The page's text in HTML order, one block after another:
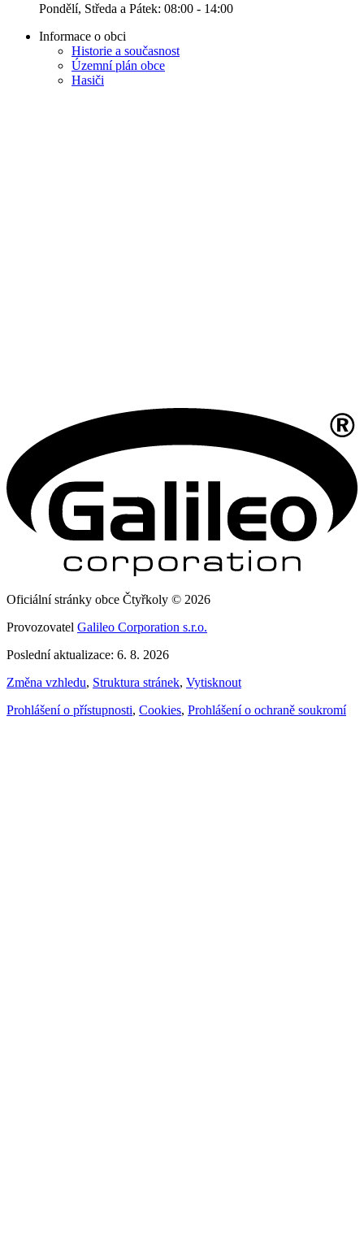
Pondělí, Středa a Pátek: 08:00 - 14:00
Informace o obci
Historie a současnost
Územní plán obce
Hasiči
Oficiální stránky obce Čtyřkoly © 2026
Provozovatel Galileo Corporation s.r.o.
Poslední aktualizace: 6. 8. 2026
Změna vzhledu, Struktura stránek, Vytisknout
Prohlášení o přístupnosti, Cookies, Prohlášení o ochraně soukromí